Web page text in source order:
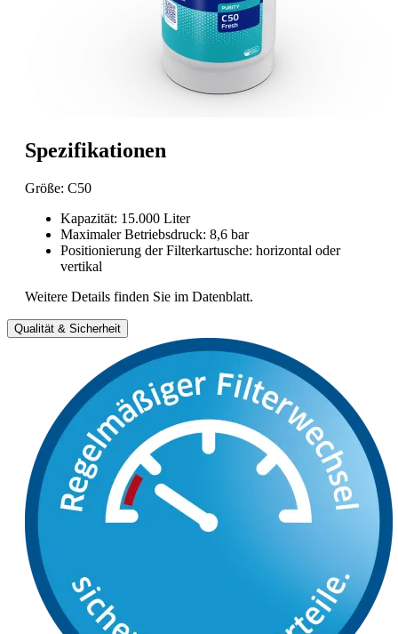
Spezifikationen
Größe: C50
Kapazität: 15.000 Liter
Maximaler Betriebsdruck: 8,6 bar
Positionierung der Filterkartusche: horizontal oder
vertikal
Weitere Details finden Sie im Datenblatt.
Qualität & Sicherheit